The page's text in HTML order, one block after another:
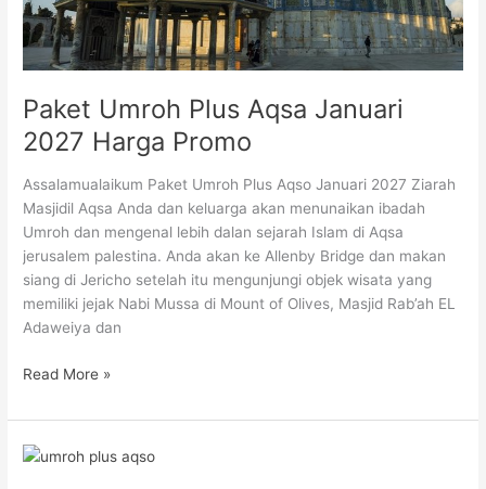
Paket Umroh Plus Aqsa Januari
2027 Harga Promo
Assalamualaikum Paket Umroh Plus Aqso Januari 2027 Ziarah
Masjidil Aqsa Anda dan keluarga akan menunaikan ibadah
Umroh dan mengenal lebih dalan sejarah Islam di Aqsa
jerusalem palestina. Anda akan ke Allenby Bridge dan makan
siang di Jericho setelah itu mengunjungi objek wisata yang
memiliki jejak Nabi Mussa di Mount of Olives, Masjid Rab’ah EL
Adaweiya dan
Harga
Promo
Read More »
Paket